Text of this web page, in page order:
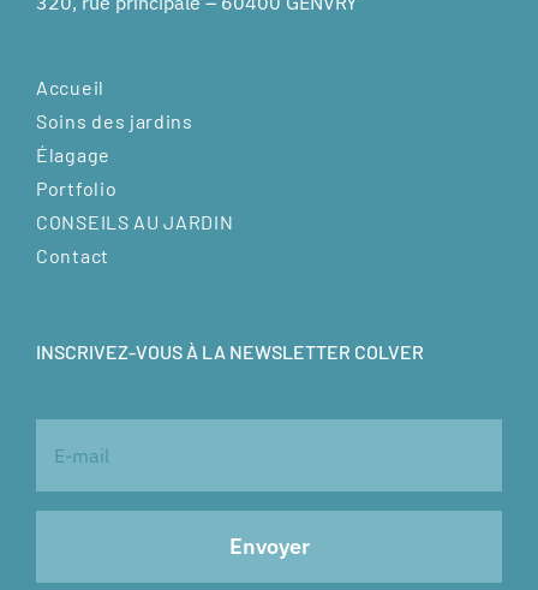
Accueil
Soins des jardins
Élagage
Portfolio
CONSEILS AU JARDIN
Contact
INSCRIVEZ-VOUS À LA NEWSLETTER COLVER